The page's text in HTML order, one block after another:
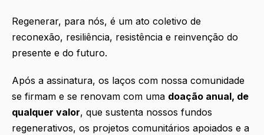
Regenerar, para nós, é um ato coletivo de
reconexão, resiliência, resistência e reinvenção do
presente e do futuro.
Após a assinatura, os laços com nossa comunidade
se firmam e se renovam com uma doação anual, de
qualquer valor, que sustenta nossos fundos
regenerativos, os projetos comunitários apoiados e a